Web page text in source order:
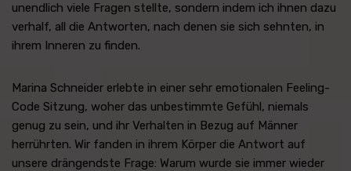
unendlich viele Fragen stellte, sondern indem ich ihnen dazu
verhalf, all die Antworten, nach denen sie sich sehnten, in
ihrem Inneren zu finden.
Marina Schneider erlebte in einer sehr emotionalen Feeling-
Code Sitzung, woher das unbestimmte Gefühl, niemals
genug zu sein, und ihr Verhalten in Bezug auf Männer
herrührten. Wir fanden in ihrem Körper die Antwort auf
unsere drängendste Frage: Warum wurde sie immer wieder